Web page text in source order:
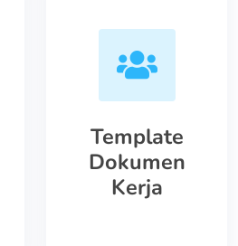
Template
Dokumen
Kerja